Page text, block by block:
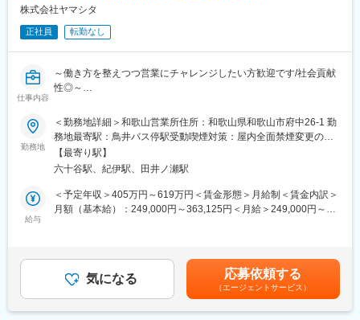
・エリア職（転居を伴う転勤無）／準総合職（地域内転勤有）／
総合職（全国転勤有）の3つから選択できるため、腰を据えて働き
変更の範囲：会社の定める業務
ゆくゆくは…
＊ルーティン業務の効率化（Excelを使った効率化やITツールの取
り入れ）にも挑戦でき、ITスキルが身につきます！
＼こんなところが魅力！／
・未経験でも安心◎
経験関係なくキャッチアップできるよう、丁寧な教育体制をご用
験のない方も入社し、今ではチームの中心となり活躍していま
す。
・社歴、年齢関係なく活躍！
役員トップ層は30代後半、スタッフは20代の方も多数活躍してい
・「ありがとう」の言葉をもらえる♪
レンタル事業のためお客様とは長期のお付き合いとなります。名
・女性の育休取得率100%◎時短勤務制度も完備しており、ライフ
イベントがあっても長く働ける環境です！
・残業は月20時間以内でプライベートも大切にできる環境です。
株式会社ヤマシタ
正社員 転勤なし
仕事内容
～働き方を整えつつ営業にチャレンジしたい方歓迎です/社会貢献
性◎～
介護用品等の提供を行うケアマネージャーに対する提案をお任せ
します。
ケアマネジャーや実際に介護用品を使用する個人のお客様との信
頼関係を構築していただき、顧客も気づいていないニーズを発掘
していただきます。
生成AIを活用した営業活動で業務を効率化。更には、ケア→予防
にシフトした提案などの競合にはない取り組みを実施していま
月次での訪問計画を策定して1日3件の商談を実施。
具体的には…
・利用者様宅へ訪問し利用状況の確認、ケアマネへ状況や変更点
勤務地
＜勤務地詳細＞和歌山営業所住所：和歌山県和歌山市府中26-1 勤
務地最寄駅：鳥井バス停駅受動喫煙対策：屋内全面禁煙変更の範
囲：会社の定める事業所
【最寄り駅】
六十谷駅、紀伊駅、田井ノ瀬駅
給与
＜予定年収＞405万円～619万円＜賃金形態＞月給制＜賃金内訳＞
月額（基本給）：249,000円～363,125円＜月給＞249,000円～
収・営業リーダー：入社3年目625万（月給36万＋賞与＋諸手
当）・所長：入社5年目760万（月給44万＋賞与＋諸手当）賃金は
あくまでも目安の金額であり、選考を通じて上下する可能性があ
ります。月給(月額)は固定手当を含めた表記です。
気になる 応募依頼する
（エージェントサービス）